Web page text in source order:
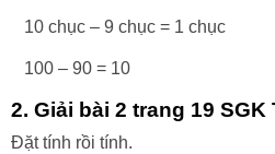
10 chục – 9 chục = 1 chục
100 – 90 = 10
2. Giải bài 2 trang 19 SGK
Đặt tính rồi tính.